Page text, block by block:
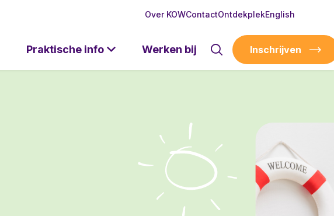
Over KOWContactOntdekplekEnglish
Praktische info Werken bij Inschrijven